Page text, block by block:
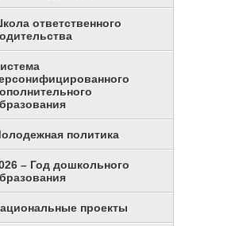
ответственного
политика
– Год дошкольного
проекты